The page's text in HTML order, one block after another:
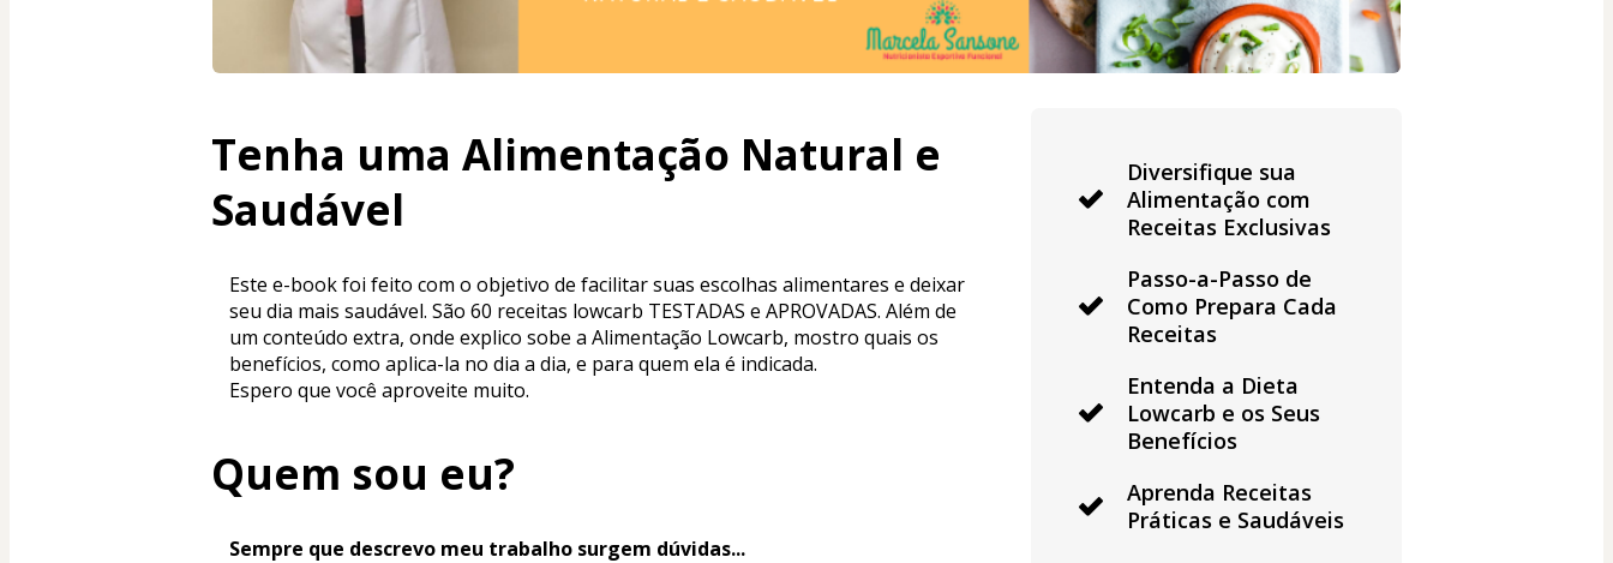
Tenha uma Alimentação Natural e
Saudável
Este e-book foi feito com o objetivo de facilitar suas escolhas alimentares e deixar
seu dia mais saudável. São 60 receitas lowcarb TESTADAS e APROVADAS. Além de
um conteúdo extra, onde explico sobe a Alimentação Lowcarb, mostro quais os
benefícios, como aplica-la no dia a dia, e para quem ela é indicada.
Espero que você aproveite muito.
Quem sou eu?
Sempre que descrevo meu trabalho surgem dúvidas...
Diversifique sua
Alimentação com
Receitas Exclusivas
Passo-a-Passo de
Como Prepara Cada
Receitas
Entenda a Dieta
Lowcarb e os Seus
Benefícios
Aprenda Receitas
Práticas e Saudáveis